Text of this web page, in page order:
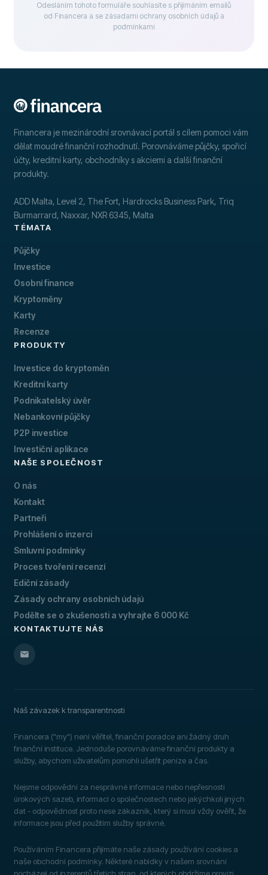
Odesláním tohoto formuláře souhlasíte s přijímáním emailů
od Financera a se zásadami ochrany osobních údajů a
podmínkami
Financera je mezinárodní srovnávací portál s cílem pomoci vám
dělat moudré finanční rozhodnutí. Porovnáváme půjčky, spořicí
účty, kreditní karty, obchodníky s akciemi a další finanční
produkty.
ADD Malta, Level 2, The Fort, Hardrocks Business Park, Triq
Burmarrard, Naxxar, NXR 6345, Malta
TÉMATA
Půjčky
Investice
Osobní finance
Kryptoměny
Karty
Recenze
PRODUKTY
Investice do kryptoměn
Kreditní karty
Podnikatelský úvěr
Nebankovní půjčky
P2P investice
Investiční aplikace
NAŠE SPOLEČNOST
O nás
Kontakt
Partneři
Prohlášení o inzerci
Smluvní podmínky
Proces tvoření recenzí
Ediční zásady
Zásady ochrany osobních údajú
Podělte se o zkušenosti a vyhrajte 6 000 Kč
KONTAKTUJTE NÁS
Náš závazek k transparentnosti
Financera ("my") není věřitel, finanční poradce ani žádný druh
finanční instituce. Jednoduše porovnáváme finanční produkty a
služby, abychom uživatelům pomohli ušetřit peníze a čas.
Nejsme odpovědní za nesprávné informace nebo nepřesnosti
úrokových sazeb, informací o společnostech nebo jakýchkoli jiných
dat - odpovědnost proto nese zákazník, který si musí vždy ověřit, že
informace jsou před použitím služby správné.
Používáním Financera přijímáte naše zásady používání cookies a
naše obchodní podmínky. Některé nabídky v našem srovnání
pocházejí od inzerentů třetích stran, od kterých obdržíme provizi.